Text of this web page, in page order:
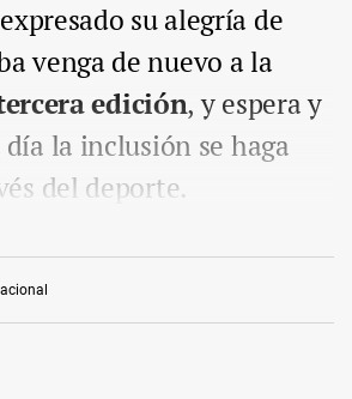
su alegría de
venga de nuevo a la
edición, y espera y
día la inclusión se haga
del deporte.